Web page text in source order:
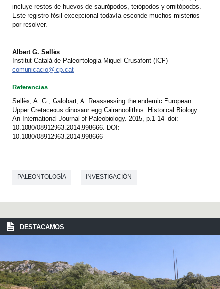
incluye restos de huevos de saurópodos, terópodos y ornitópodos.
Este registro fósil excepcional todavía esconde muchos misterios
por resolver.
Albert G. Sellès
Institut Català de Paleontologia Miquel Crusafont (ICP)
comunicacio@icp.cat
Referencias
Sellès, A. G.; Galobart, A. Reassessing the endemic European
Upper Cretaceous dinosaur egg Cairanoolithus. Historical Biology:
An International Journal of Paleobiology. 2015, p.1-14. doi:
10.1080/08912963.2014.998666. DOI:
10.1080/08912963.2014.998666
PALEONTOLOGÍA INVESTIGACIÓN
DESTACAMOS